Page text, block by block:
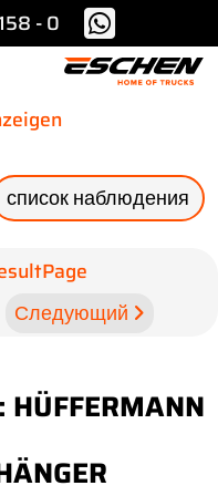
- 0
список наблюдения
Следующий
HÜFFERMANN